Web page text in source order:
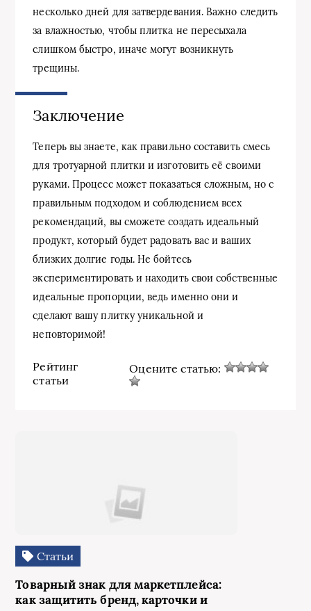
несколько дней для затвердевания. Важно следить
за влажностью, чтобы плитка не пересыхала
слишком быстро, иначе могут возникнуть
трещины.
Заключение
Теперь вы знаете, как правильно составить смесь
для тротуарной плитки и изготовить её своими
руками. Процесс может показаться сложным, но с
правильным подходом и соблюдением всех
рекомендаций, вы сможете создать идеальный
продукт, который будет радовать вас и ваших
близких долгие годы. Не бойтесь
экспериментировать и находить свои собственные
идеальные пропорции, ведь именно они и
сделают вашу плитку уникальной и
неповторимой!
Рейтинг
статьи
Оцените статью:
Статьи
Товарный знак для маркетплейса:
как защитить бренд, карточки и